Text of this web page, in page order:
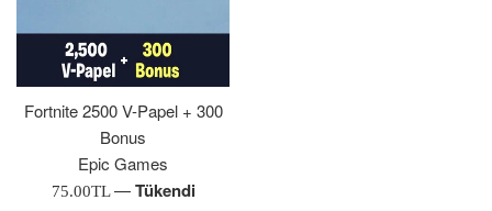
Fortnite 2500 V-Papel + 300
Bonus
Epic Games
Normal
75.00TL—Tükendi